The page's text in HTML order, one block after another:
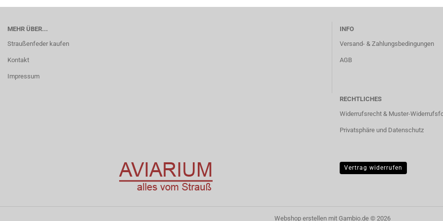
MEHR ÜBER...
Straußenfeder kaufen
Kontakt
Impressum
INFO
Versand- & Zahlungsbedingungen
AGB
RECHTLICHES
Widerrufsrecht & Muster-
Privatsphäre und Datenschutz
Vertrag widerrufen
Webshop erstellenmit Gambio.de © 2026